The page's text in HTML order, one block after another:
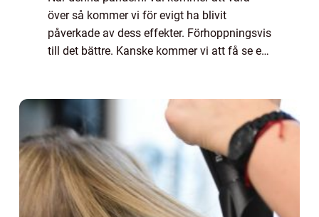
över så kommer vi för evigt ha blivit
påverkade av dess effekter. Förhoppningsvis
till det bättre. Kanske kommer vi att få se ett